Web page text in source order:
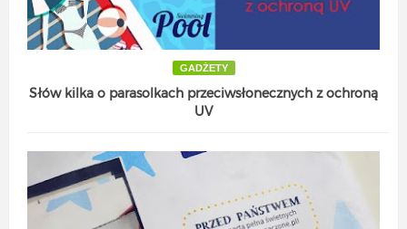
GADŻETY
Słów kilka o parasolkach przeciwsłonecznych z ochroną
UV